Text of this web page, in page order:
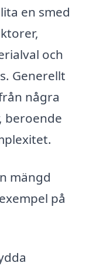
en smed
och
Generellt
några
beroende
mängd
på